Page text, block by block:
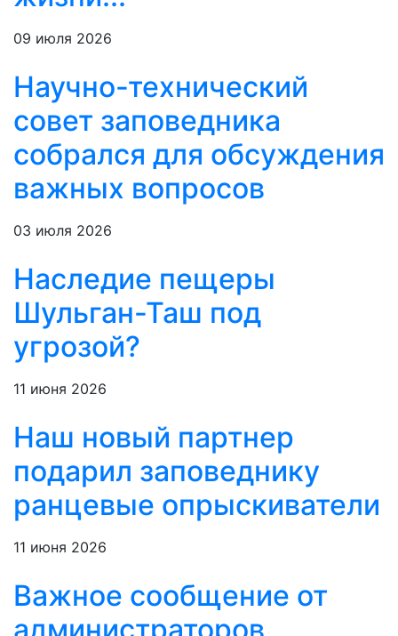
09 июля 2026
Научно-технический
совет заповедника
собрался для обсуждения
важных вопросов
03 июля 2026
Наследие пещеры
Шульган-Таш под
угрозой?
11 июня 2026
Наш новый партнер
подарил заповеднику
ранцевые опрыскиватели
11 июня 2026
Важное сообщение от